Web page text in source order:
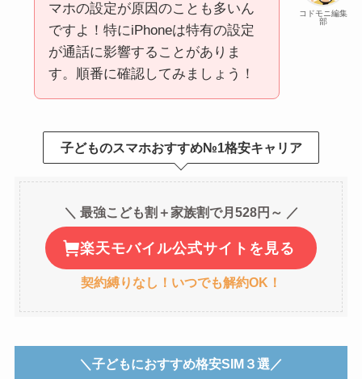
コドモニ編集
部
マホの設定が原因のことも多いん
ですよ！特にiPhoneは特有の設定
が通話に影響することがありま
す。順番に確認してみましょう！
子どものスマホおすすめ№1格安キャリア
＼ 最強こども割＋家族割で月528円～ ／
楽天モバイル公式サイトを見る
契約縛りなし！いつでも解約OK！
＼子どもにおすすめ格安SIM３選／